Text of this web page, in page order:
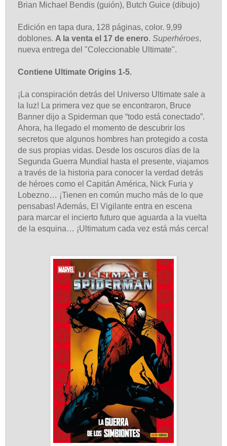
Brian Michael Bendis (guión), Butch Guice (dibujo)
Edición en tapa dura, 128 páginas, color. 9,99
doblones. A la venta el 17 de enero. Superhéroes,
nueva entrega del "Coleccionable Ultimate".
Contiene Ultimate Origins 1-5.
¡La conspiración detrás del Universo Ultimate sale a
la luz! La primera vez que se encontraron, Bruce
Banner dijo a Spiderman que “todo está conectado”.
Ahora, ha llegado el momento de descubrir los
secretos que algunos hombres han protegido a costa
de sus propias vidas. Desde los oscuros días de la
Segunda Guerra Mundial hasta el presente, viajamos
a través de la historia para conocer la verdad detrás
de héroes como el Capitán América, Nick Furia y
Lobezno… ¡Tienen en común mucho más de lo que
pensabas! Además, El Vigilante entra en escena
para marcar el incierto futuro que aguarda a la vuelta
de la esquina… ¡Ultimatum cada vez está más cerca!